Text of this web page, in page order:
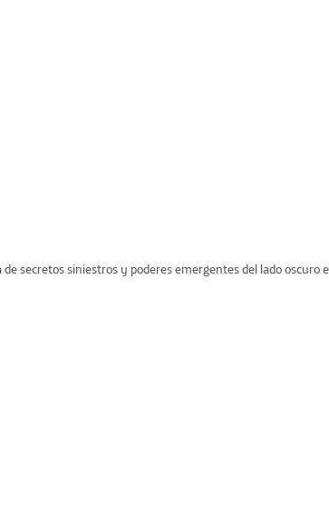
secretos siniestros y poderes emergentes del lado oscuro